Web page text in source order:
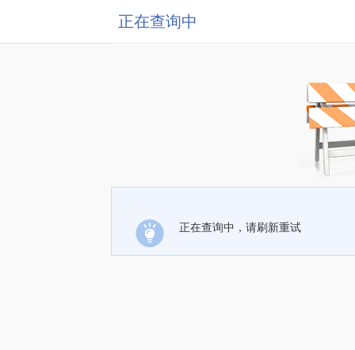
正在查询中
正在查询中，请刷新重试